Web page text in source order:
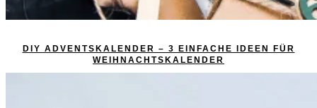
DIY ADVENTSKALENDER – 3 EINFACHE IDEEN FÜR
WEIHNACHTSKALENDER